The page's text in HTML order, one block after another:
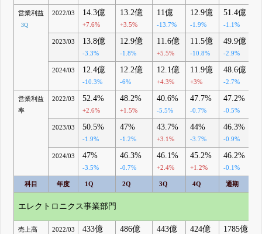
営業利益
3Q
2022/03 14.3億
+7.6%
13.2億
+3.5%
11億
-13.7%
12.9億
-1.9%
51.4億
-1.1%
2023/03 13.8億
-3.3%
12.9億
-1.8%
11.6億
+5.5%
11.5億
-10.8%
49.9億
-2.9%
2024/03 12.4億
-10.3%
12.2億
-6%
12.1億
+4.3%
11.9億
+3%
48.6億
-2.7%
営業利益
率
2022/03 52.4%
+2.6%
48.2%
+1.5%
40.6%
-5.5%
47.7%
-0.7%
47.2%
-0.5%
2023/03 50.5%
-1.9%
47%
-1.2%
43.7%
+3.1%
44%
-3.7%
46.3%
-0.9%
2024/03 47%
-3.5%
46.3%
-0.7%
46.1%
+2.4%
45.2%
+1.2%
46.2%
-0.1%
科目 年度 1Q 2Q 3Q 4Q 通期
エレクトロニクス事業部門
売上高 2022/03 433億 486億 443億 424億 1785億